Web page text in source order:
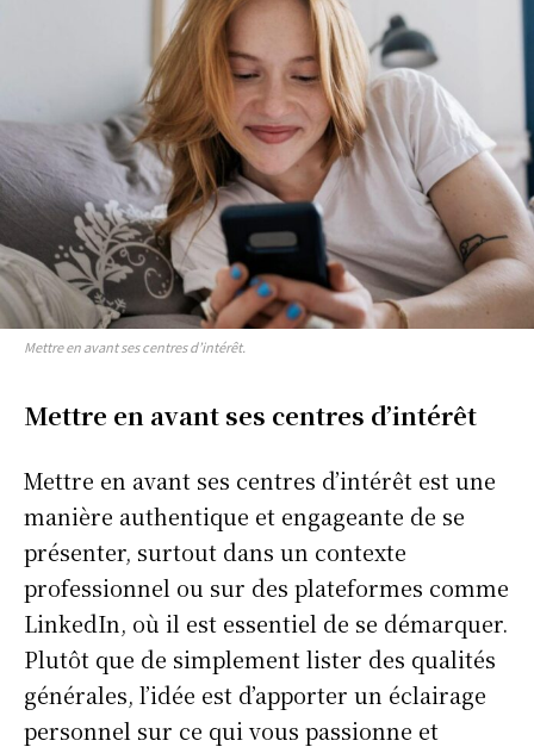
Mettre en avant ses centres d’intérêt.
Mettre en avant ses centres d’intérêt
Mettre en avant ses centres d’intérêt est une
manière authentique et engageante de se
présenter, surtout dans un contexte
professionnel ou sur des plateformes comme
LinkedIn, où il est essentiel de se démarquer.
Plutôt que de simplement lister des qualités
générales, l’idée est d’apporter un éclairage
personnel sur ce qui vous passionne et